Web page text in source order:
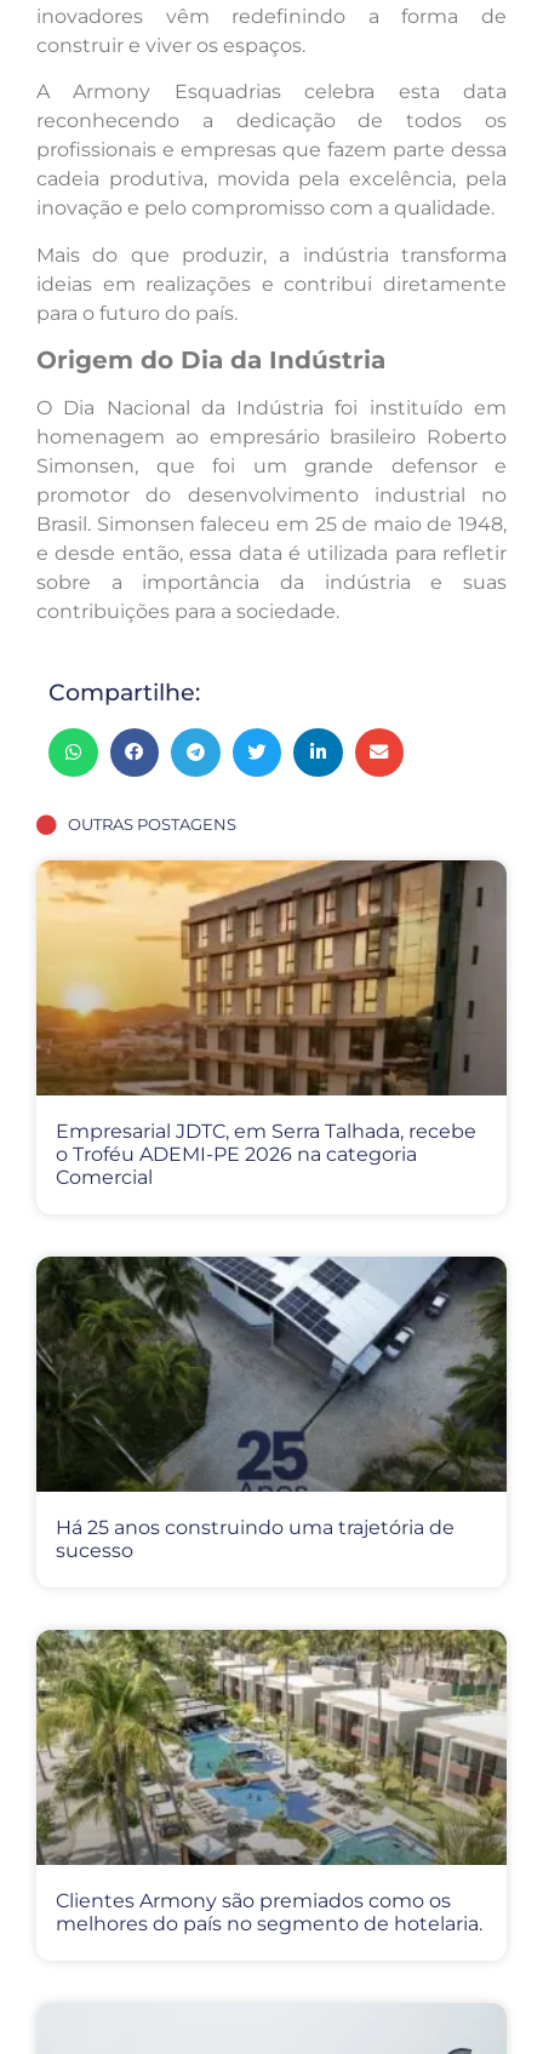
inovadores vêm redefinindo a forma de
construir e viver os espaços.
A Armony Esquadrias celebra esta data
reconhecendo a dedicação de todos os
profissionais e empresas que fazem parte dessa
cadeia produtiva, movida pela excelência, pela
inovação e pelo compromisso com a qualidade.
Mais do que produzir, a indústria transforma
ideias em realizações e contribui diretamente
para o futuro do país.
Origem do Dia da Indústria
O Dia Nacional da Indústria foi instituído em
homenagem ao empresário brasileiro Roberto
Simonsen, que foi um grande defensor e
promotor do desenvolvimento industrial no
Brasil. Simonsen faleceu em 25 de maio de 1948,
e desde então, essa data é utilizada para refletir
sobre a importância da indústria e suas
contribuições para a sociedade.
Compartilhe:
OUTRAS POSTAGENS
Empresarial JDTC, em Serra Talhada, recebe
o Troféu ADEMI-PE 2026 na categoria
Comercial
Há 25 anos construindo uma trajetória de
sucesso
Clientes Armony são premiados como os
melhores do país no segmento de hotelaria.